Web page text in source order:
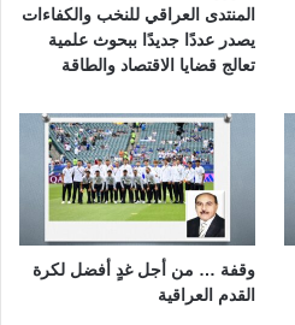
المنتدى العراقي للنخب والكفاءات
يصدر عددًا جديدًا ببحوث علمية
تعالج قضايا الاقتصاد والطاقة
وقفة … من أجل غدٍ أفضل لكرة
القدم العراقية